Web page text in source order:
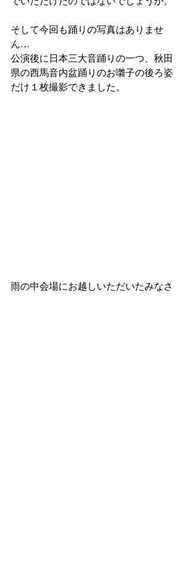
そして今回も踊りの写真はありませ
ん…
公演後に日本三大音踊りの一つ、秋田
県の西馬音内盆踊りのお囃子の後ろ姿
だけ１枚撮影できました。
雨の中会場にお越しいただいたみなさ